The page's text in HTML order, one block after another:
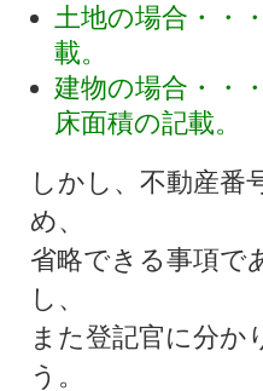
土地の場合・・
載。
建物の場合・・
床面積の記載。
しかし、不動産番
め、
省略できる事項で
し、
また登記官に分か
う。